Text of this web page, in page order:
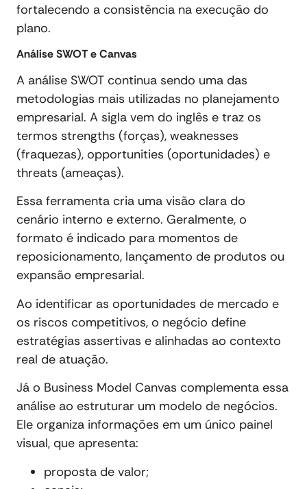
fortalecendo a consistência na execução do
plano.
Análise SWOT e Canvas
A análise SWOT continua sendo uma das
metodologias mais utilizadas no planejamento
empresarial. A sigla vem do inglês e traz os
termos strengths (forças), weaknesses
(fraquezas), opportunities (oportunidades) e
threats (ameaças).
Essa ferramenta cria uma visão clara do
cenário interno e externo. Geralmente, o
formato é indicado para momentos de
reposicionamento, lançamento de produtos ou
expansão empresarial.
Ao identificar as oportunidades de mercado e
os riscos competitivos, o negócio define
estratégias assertivas e alinhadas ao contexto
real de atuação.
Já o Business Model Canvas complementa essa
análise ao estruturar um modelo de negócios.
Ele organiza informações em um único painel
visual, que apresenta:
proposta de valor;